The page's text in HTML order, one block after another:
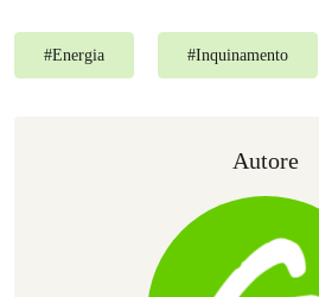
#Energia #Inquinamento
Autore